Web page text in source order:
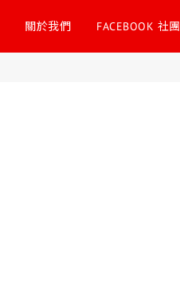
關於我們 FACEBOOK 社團